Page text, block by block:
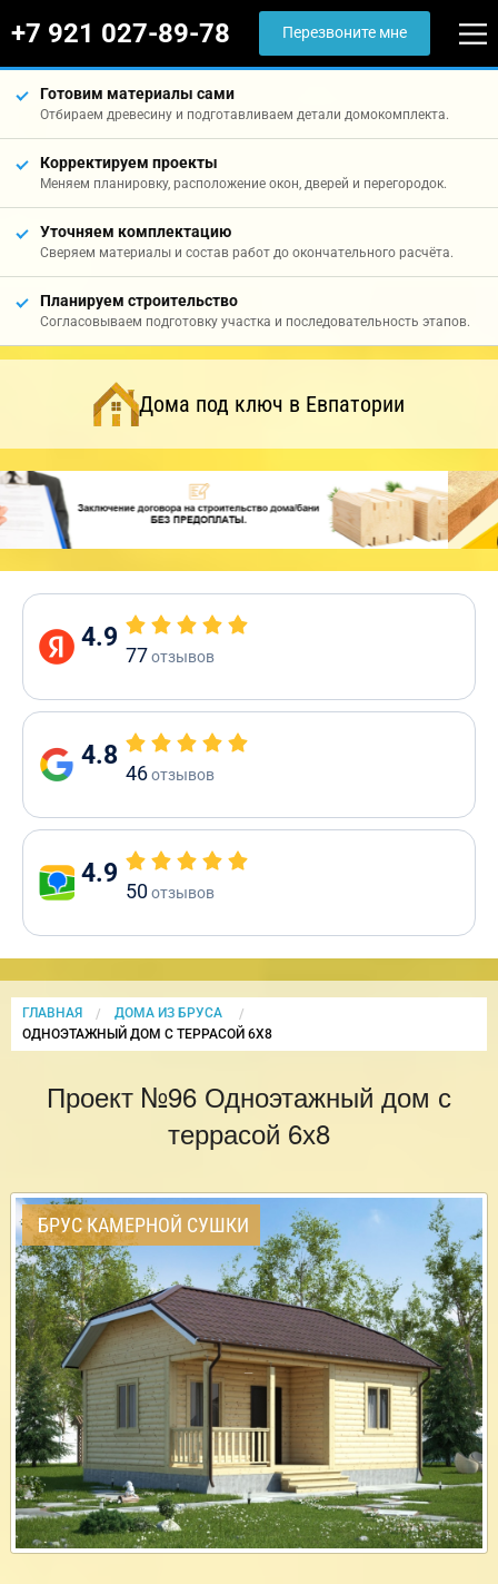
+7 921 027-89-78 Перезвоните мне
Готовим материалы сами
Отбираем древесину и подготавливаем детали домокомплекта.
Корректируем проекты
Меняем планировку, расположение окон, дверей и перегородок.
Уточняем комплектацию
Сверяем материалы и состав работ до окончательного расчёта.
Планируем строительство
Согласовываем подготовку участка и последовательность этапов.
Дома под ключ в Евпатории
4.9
77отзывов
4.8
46отзывов
4.9
50отзывов
ГЛАВНАЯ
ДОМА ИЗ БРУСА
CURRENT:
ОДНОЭТАЖНЫЙ ДОМ С ТЕРРАСОЙ 6Х8
Проект №96 Одноэтажный дом с
террасой 6х8
БРУС КАМЕРНОЙ СУШКИ